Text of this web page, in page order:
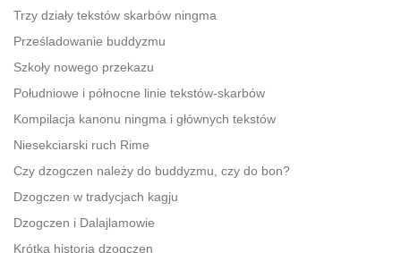
Trzy działy tekstów skarbów ningma
Prześladowanie buddyzmu
Szkoły nowego przekazu
Południowe i północne linie tekstów-skarbów
Kompilacja kanonu ningma i głównych tekstów
Niesekciarski ruch Rime
Czy dzogczen należy do buddyzmu, czy do bon?
Dzogczen w tradycjach kagju
Dzogczen i Dalajlamowie
Krótka historia dzogczen